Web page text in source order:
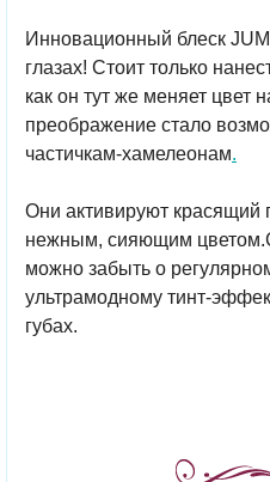
Инновационный блеск
глазах! Стоит только
как он тут же меняет цвет
преображение стало
частичкам-хамелеонам.
Они активируют красящий
нежным, сияющим
можно забыть о
ультрамодному тинт-
губах.